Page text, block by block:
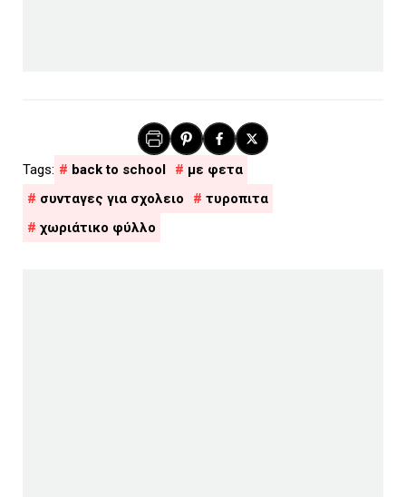
back to school
με φετα
συνταγες για σχολειο
τυροπιτα
χωριάτικο φύλλο